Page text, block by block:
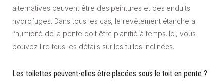
alternatives peuvent être des peintures et des enduits
hydrofuges. Dans tous les cas, le revêtement étanche à
l’humidité de la pente doit être planifié à temps. Ici, vous
pouvez lire tous les détails sur les tuiles inclinées.
Les toilettes peuvent-elles être placées sous le toit en pente ?